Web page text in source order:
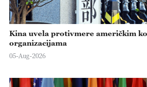
Kina uvela protivmere američkim
organizacijama
05-Aug-2026